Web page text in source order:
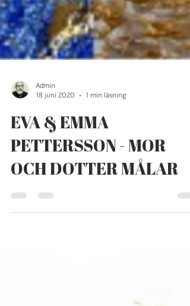
Admin
18 juni 2020
1 min läsning
EVA & EMMA
PETTERSSON - MOR